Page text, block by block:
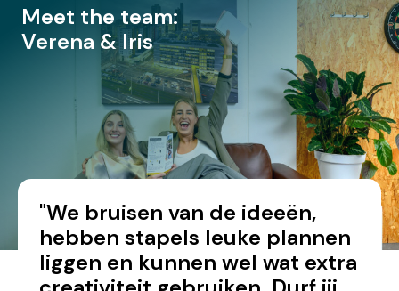
Meet the team:
Verena & Iris
"We bruisen van de ideeën,
hebben stapels leuke plannen
liggen en kunnen wel wat extra